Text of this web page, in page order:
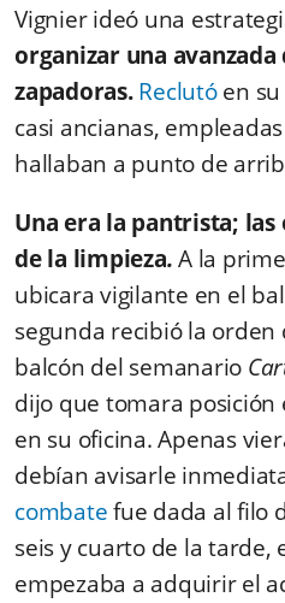
Vignier ideó una
organizar una avanzada
zapadoras.Reclutóen su
casi ancianas,
hallaban a punto de
Una era la pantrista; las
de la limpieza.A la
ubicara vigilante en el
segunda recibió la
balcón del semanario
dijo que tomara posición
en su oficina. Apenas
debían avisarle
combatefue dada al filo
seis y cuarto de la tarde,
empezaba a adquirir el